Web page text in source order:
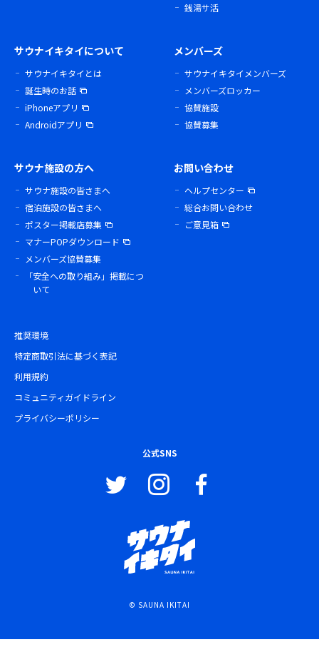
銭湯サ活
サウナイキタイについて
サウナイキタイとは
誕生時のお話
iPhoneアプリ
Androidアプリ
メンバーズ
サウナイキタイメンバーズ
メンバーズロッカー
協賛施設
協賛募集
サウナ施設の方へ
サウナ施設の皆さまへ
宿泊施設の皆さまへ
ポスター掲載店募集
マナーPOPダウンロード
メンバーズ協賛募集
「安全への取り組み」掲載につ
いて
お問い合わせ
ヘルプセンター
総合お問い合わせ
ご意見箱
推奨環境
特定商取引法に基づく表記
利用規約
コミュニティガイドライン
プライバシーポリシー
公式SNS
© SAUNA IKITAI